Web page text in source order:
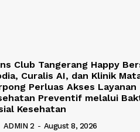
Club Tangerang Happy
Curalis AI, dan Klinik
Perluas Akses Layanan
Preventif melalui
Kesehatan
ADMIN 2 - August 8, 2026